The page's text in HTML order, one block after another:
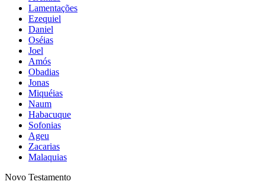
Lamentações
Ezequiel
Daniel
Oséias
Joel
Amós
Obadias
Jonas
Miquéias
Naum
Habacuque
Sofonias
Ageu
Zacarias
Malaquias
Novo Testamento